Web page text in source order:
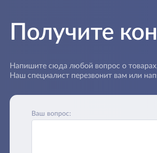
Получите
Напишите сюда любой вопрос о
Наш специалист перезвонит вам или
Ваш вопрос: